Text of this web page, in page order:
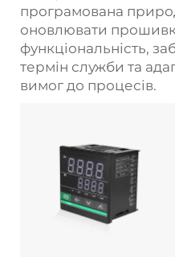
програмована
оновлювати
функціональність,
термін служби та
вимог до процесів.